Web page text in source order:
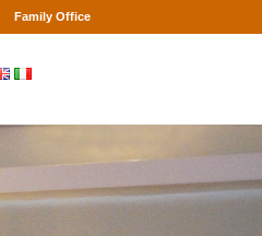
Family Office